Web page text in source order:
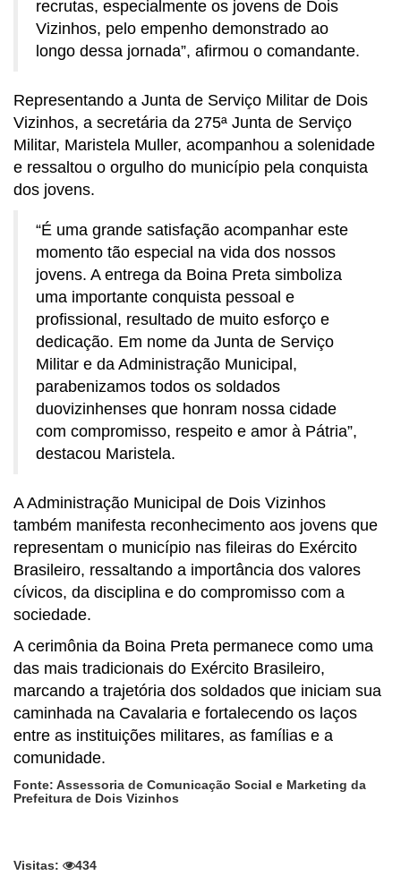
recrutas, especialmente os jovens de Dois
Vizinhos, pelo empenho demonstrado ao
longo dessa jornada”, afirmou o comandante.
Representando a Junta de Serviço Militar de Dois
Vizinhos, a secretária da 275ª Junta de Serviço
Militar, Maristela Muller, acompanhou a solenidade
e ressaltou o orgulho do município pela conquista
dos jovens.
“É uma grande satisfação acompanhar este
momento tão especial na vida dos nossos
jovens. A entrega da Boina Preta simboliza
uma importante conquista pessoal e
profissional, resultado de muito esforço e
dedicação. Em nome da Junta de Serviço
Militar e da Administração Municipal,
parabenizamos todos os soldados
duovizinhenses que honram nossa cidade
com compromisso, respeito e amor à Pátria”,
destacou Maristela.
A Administração Municipal de Dois Vizinhos
também manifesta reconhecimento aos jovens que
representam o município nas fileiras do Exército
Brasileiro, ressaltando a importância dos valores
cívicos, da disciplina e do compromisso com a
sociedade.
A cerimônia da Boina Preta permanece como uma
das mais tradicionais do Exército Brasileiro,
marcando a trajetória dos soldados que iniciam sua
caminhada na Cavalaria e fortalecendo os laços
entre as instituições militares, as famílias e a
comunidade.
Fonte: Assessoria de Comunicação Social e Marketing da
Prefeitura de Dois Vizinhos
Visitas: 434